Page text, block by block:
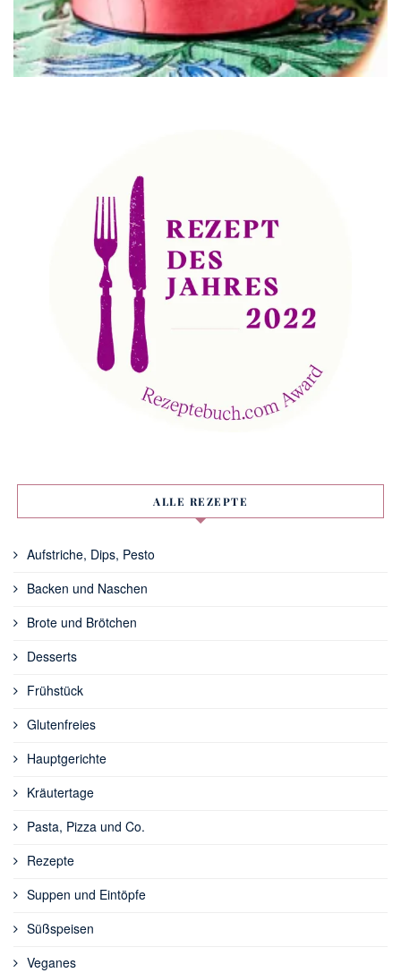
ALLE REZEPTE
Aufstriche, Dips, Pesto
Backen und Naschen
Brote und Brötchen
Desserts
Frühstück
Glutenfreies
Hauptgerichte
Kräutertage
Pasta, Pizza und Co.
Rezepte
Suppen und Eintöpfe
Süßspeisen
Veganes